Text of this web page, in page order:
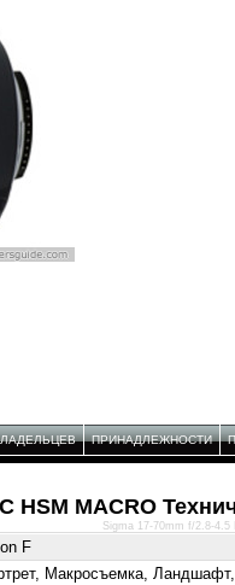
ПРИНАДЛЕЖНОСТИ
HSM MACRO
F
Макросъемка,
Sigma 17-70mm f/2.8-4.5